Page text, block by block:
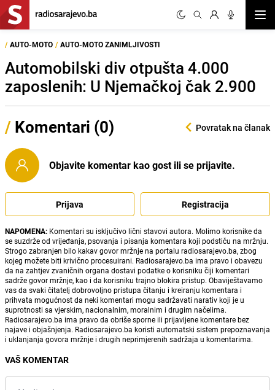
/ AUTO-MOTO / AUTO-MOTO ZANIMLJIVOSTI
Automobilski div otpušta 4.000
zaposlenih: U Njemačkoj čak 2.900
/ Komentari (0) Povratak na članak
Objavite komentar kao gost ili se prijavite.
Prijava Registracija
NAPOMENA: Komentari su isključivo lični stavovi autora. Molimo korisnike da
se suzdrže od vrijeđanja, psovanja i pisanja komentara koji podstiču na mržnju.
Strogo zabranjen bilo kakav govor mržnje na portalu radiosarajevo.ba, zbog
kojeg možete biti krivično procesuirani. Radiosarajevo.ba ima pravo i obavezu
da na zahtjev zvaničnih organa dostavi podatke o korisniku čiji komentari
sadrže govor mržnje, kao i da korisniku trajno blokira pristup. Obaviještavamo
vas da svaki čitatelj dobrovoljno pristupa čitanju i kreiranju komentara i
prihvata mogućnost da neki komentari mogu sadržavati narativ koji je u
suprotnosti sa vjerskim, nacionalnim, moralnim i drugim načelima.
Radiosarajevo.ba ima pravo da obriše sporne ili prijavljene komentare bez
najave i objašnjenja. Radiosarajevo.ba koristi automatski sistem prepoznavanja
i uklanjanja govora mržnje i drugih neprimjerenih sadržaja u komentarima.
VAŠ KOMENTAR